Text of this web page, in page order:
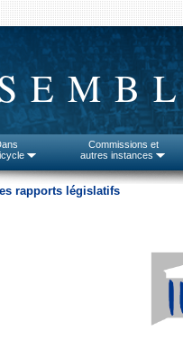
Commissions et
autres instances
rapports législatifs